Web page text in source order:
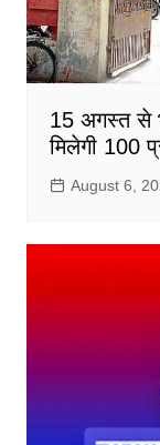
15 अगस्त से
मिलेगी 100
August 6,